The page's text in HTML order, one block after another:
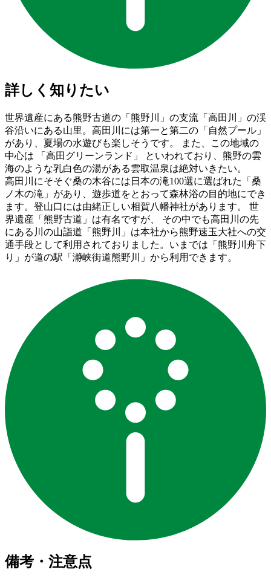
詳しく知りたい
世界遺産にある熊野古道の「熊野川」の支流「高田川」の渓
谷沿いにある山里。高田川には第一と第二の「自然プール」
があり、夏場の水遊びも楽しそうです。 また、この地域の
中心は 「高田グリーンランド」 といわれており、熊野の雲
海のような乳白色の湯がある雲取温泉は絶対いきたい。
高田川にそそぐ桑の木谷には日本の滝100選に選ばれた「桑
ノ木の滝」があり、遊歩道をとおって森林浴の目的地にでき
ます。登山口には由緒正しい相賀八幡神社があります。 世
界遺産「熊野古道」は有名ですが、 その中でも高田川の先
にある川の山詣道「熊野川」は本社から熊野速玉大社への交
通手段として利用されておりました。いまでは「熊野川舟下
り」が道の駅「瀞峡街道熊野川」から利用できます。
備考・注意点